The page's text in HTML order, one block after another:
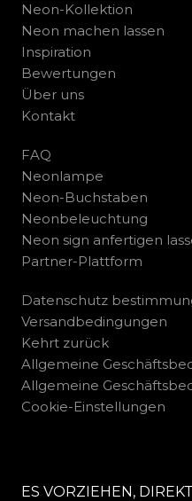
Neon-Kollektion
Neon machen lassen
Inspiration
Bewertungen
Über uns
Kontakt
FAQ
Neonlampe
Neon-Buchstaben
Neonbeleuchtung
Neon sign anfertigen
Partner-Plattform
Datenschutz
Versandbedingungen
Kehrt zurück
Allgemeine
Allgemeine
Cookie-Einstellungen
ES VORZIEHEN,